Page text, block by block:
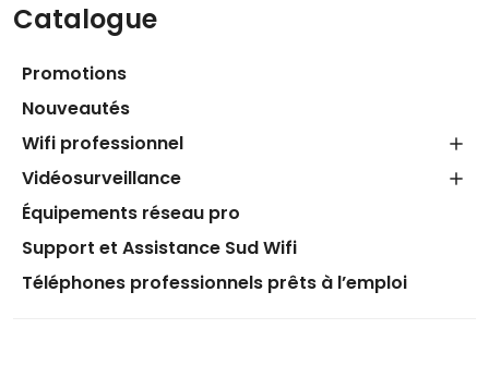
Catalogue
Promotions
Nouveautés
Wifi professionnel
Vidéosurveillance
Équipements réseau pro
Support et Assistance Sud Wifi
Téléphones professionnels prêts à l’emploi